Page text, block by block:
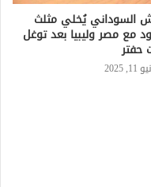
السوداني يُخلي مثلث
مع مصر وليبيا بعد توغل
حفتر
2025